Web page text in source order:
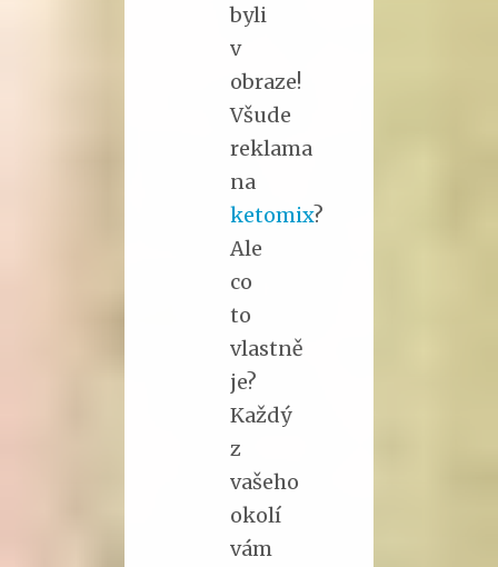
byli
v
obraze!
Všude
reklama
na
ketomix?
Ale
co
to
vlastně
je?
Každý
z
vašeho
okolí
vám